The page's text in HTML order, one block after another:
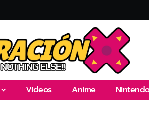
Vídeos Anime Nintendo